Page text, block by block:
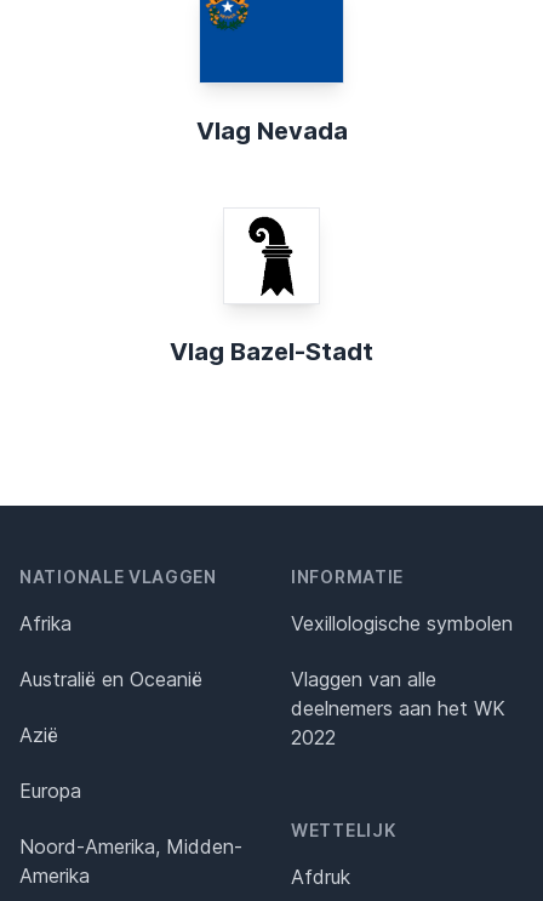
Vlag Nevada
Vlag Bazel-Stadt
NATIONALE VLAGGEN
Afrika
Australië en Oceanië
Azië
Europa
Noord-Amerika, Midden-
Amerika
INFORMATIE
Vexillologische symbolen
Vlaggen van alle
deelnemers aan het WK
2022
WETTELIJK
Afdruk